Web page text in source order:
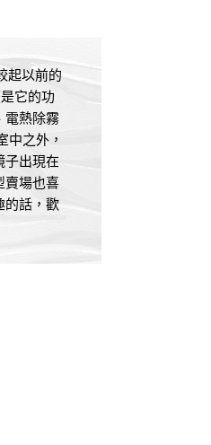
起以前的
它的功
電熱除霧
中之外，
子出現在
賣場也喜
的話，歡